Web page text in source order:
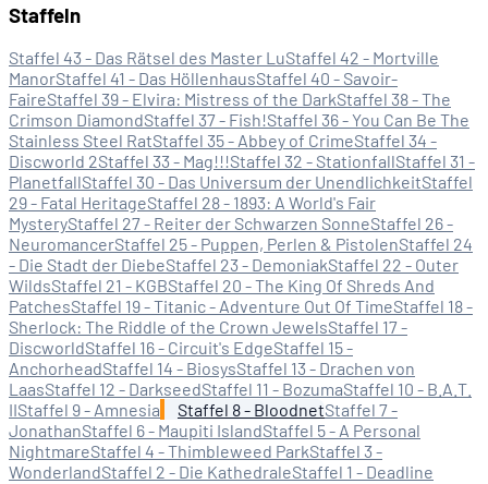
Staffeln
Staffel 43 - Das Rätsel des Master LuStaffel 42 - Mortville
ManorStaffel 41 - Das HöllenhausStaffel 40 - Savoir-
FaireStaffel 39 - Elvira: Mistress of the DarkStaffel 38 - The
Crimson DiamondStaffel 37 - Fish!Staffel 36 - You Can Be The
Stainless Steel RatStaffel 35 - Abbey of CrimeStaffel 34 -
Discworld 2Staffel 33 - Mag!!!Staffel 32 - StationfallStaffel 31 -
PlanetfallStaffel 30 - Das Universum der UnendlichkeitStaffel
29 - Fatal HeritageStaffel 28 - 1893: A World's Fair
MysteryStaffel 27 - Reiter der Schwarzen SonneStaffel 26 -
NeuromancerStaffel 25 - Puppen, Perlen & PistolenStaffel 24
- Die Stadt der DiebeStaffel 23 - DemoniakStaffel 22 - Outer
WildsStaffel 21 - KGBStaffel 20 - The King Of Shreds And
PatchesStaffel 19 - Titanic - Adventure Out Of TimeStaffel 18 -
Sherlock: The Riddle of the Crown JewelsStaffel 17 -
DiscworldStaffel 16 - Circuit's EdgeStaffel 15 -
AnchorheadStaffel 14 - BiosysStaffel 13 - Drachen von
LaasStaffel 12 - DarkseedStaffel 11 - BozumaStaffel 10 - B.A.T.
IIStaffel 9 - Amnesia Staffel 8 - BloodnetStaffel 7 -
JonathanStaffel 6 - Maupiti IslandStaffel 5 - A Personal
NightmareStaffel 4 - Thimbleweed ParkStaffel 3 -
WonderlandStaffel 2 - Die KathedraleStaffel 1 - Deadline